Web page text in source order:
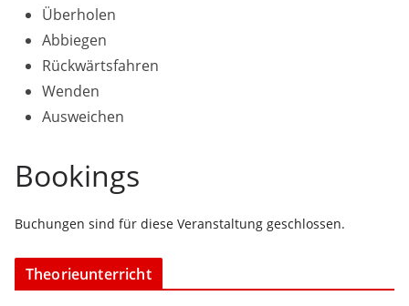
Überholen
Abbiegen
Rückwärtsfahren
Wenden
Ausweichen
Bookings
Buchungen sind für diese Veranstaltung geschlossen.
Theorieunterricht